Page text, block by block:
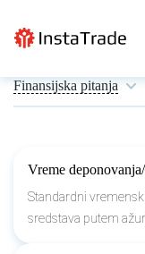
Finansijska pitanja
Vreme
Standardni
sredstava putem